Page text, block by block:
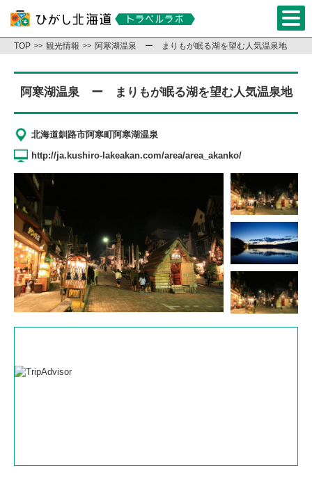
TOP 観光情報 阿寒湖温泉 ー まりもが眠る湖を望む人気温泉地
阿寒湖温泉 ー まりもが眠る湖を望む人気温泉地
北海道釧路市阿寒町阿寒湖温泉
http://ja.kushiro-lakeakan.com/area/area_akanko/